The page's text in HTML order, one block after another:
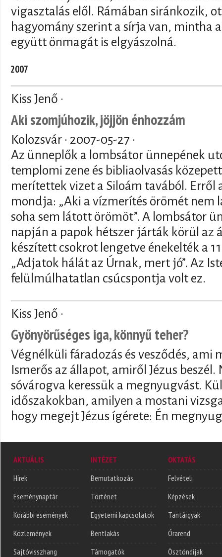
vigasztalás elől. Rámában siránkozik,
hagyomány szerint a sírja van, mintha
együtt önmagát is elgyászolná.
2007
Kiss Jenő ·
Aki szomjúhozik, jöjjön énhozzám
Kolozsvár · 2007-05-27 ·
Az ünneplők a lombsátor ünnepének
templomi zene és bibliaolvasás
merítettek vizet a Siloám tavából. Erről
mondja: „Aki a vízmerítés örömét nem
soha sem látott örömöt”. A lombsátor
napján a papok hétszer járták körül az
készített csokrot lengetve énekelték a
„Adjatok hálát az Úrnak, mert jó”. Az
felülmúlhatatlan csúcspontja volt ez.
Kiss Jenő ·
Gyönyörűséges iga, könnyű teher?
Végnélküli fáradozás és vesződés, ami
Ismerős az állapot, amiről Jézus beszél.
sóvárogva keressük a megnyugvást.
időszakokban, amilyen a mostani
hogy megejt Jézus ígérete: Én
AKTUÁLIS
Hírek
Eseménynaptár
Korábbi események
Közlemények
Sajtóvisszhang
INTÉZET
Bemutatkozás
Történet
Egyetemi kapcsolatok
Bentlakás
Támogatók
OKTATÁS
Felvételi
Képzések
Tantárgyak
Órarend
Ösztöndíjak